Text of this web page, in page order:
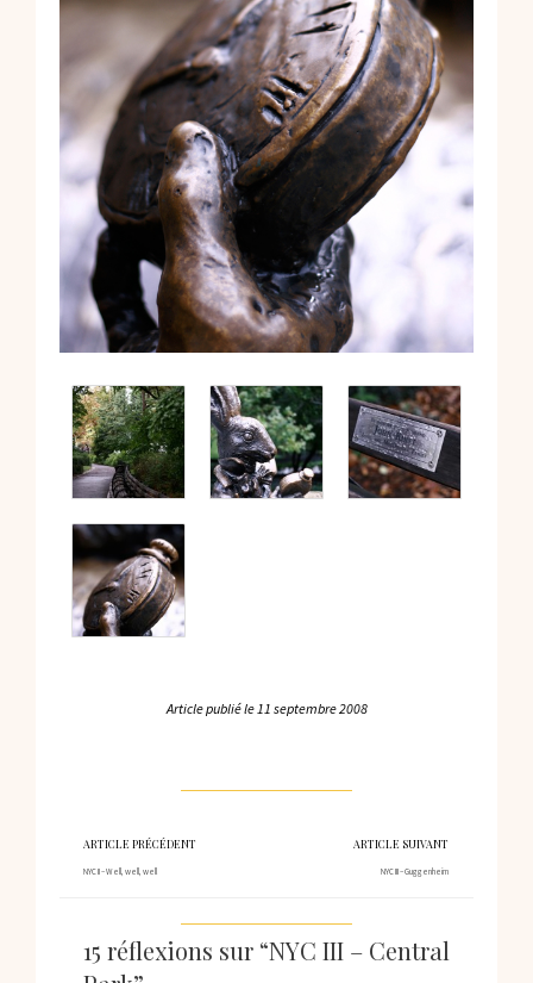
Article publié le11 septembre 2008
ARTICLE PRÉCÉDENT
NYC II – Well, well, well
ARTICLE SUIVANT
NYC III – Guggenheim
15 réflexions sur “NYC III – Central